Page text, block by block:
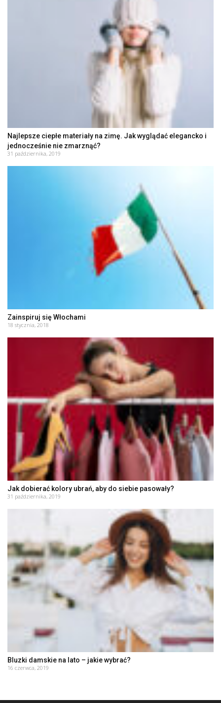
Najlepsze ciepłe materiały na zimę. Jak wyglądać elegancko i
jednocześnie nie zmarznąć?
31 października, 2019
Zainspiruj się Włochami
18 stycznia, 2018
Jak dobierać kolory ubrań, aby do siebie pasowały?
31 października, 2019
Bluzki damskie na lato – jakie wybrać?
16 czerwca, 2019